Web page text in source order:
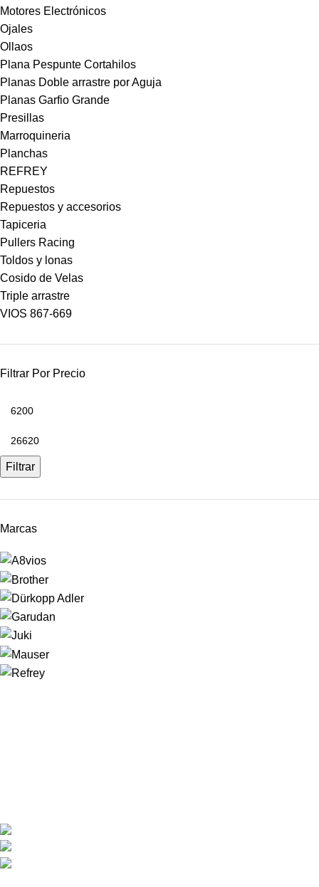
Motores Electrónicos
Ojales
Ollaos
Plana Pespunte Cortahilos
Planas Doble arrastre por Aguja
Planas Garfio Grande
Presillas
Marroquineria
Planchas
REFREY
Repuestos
Repuestos y accesorios
Tapiceria
Pullers Racing
Toldos y lonas
Cosido de Velas
Triple arrastre
VIOS 867-669
Filtrar Por Precio
Filtrar
Marcas